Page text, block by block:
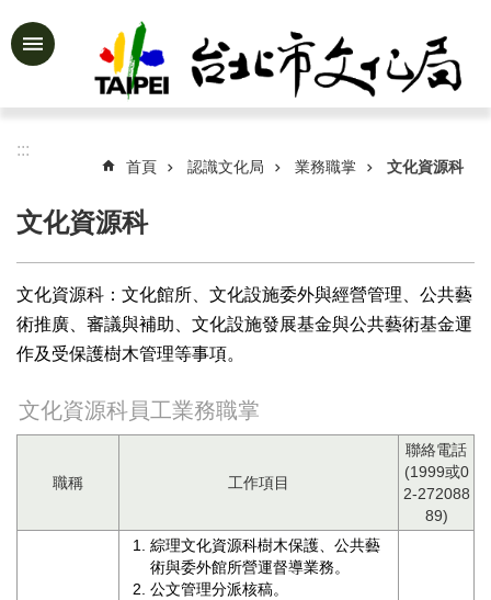
跳到主要內容區塊
進
告
資
訊
認
文
:::
首頁 認識文化局 業務職掌 文化資源科
文化資源科
文化資源科：文化館所、文化設施委外與經營管理、公共藝
術推廣、審議與補助、文化設施發展基金與公共藝術基金運
作及受保護樹木管理等事項。
職稱 工作項目
聯絡電話
(1999或0
2-272088
89)
文化資源科員工業務職掌
綜理文化資源科樹木保護、公共藝
術與委外館所營運督導業務。
公文管理分派核稿。